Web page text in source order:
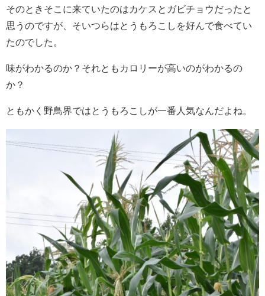
そのときそこに来ていたのはカケスとガビチョウだったと
思うのですが、そいつらはとうもろこしを好んで食べてい
たのでした。
味がわかるのか？それともカロリーが高いのがわかるの
か？
ともかく野鳥界ではとうもろこしが一番人気なんだよね。